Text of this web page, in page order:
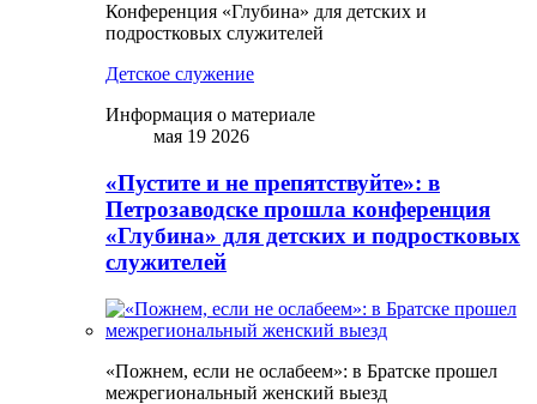
Конференция «Глубина» для детских и
подростковых служителей
Детское служение
Информация о материале
мая 19 2026
«Пустите и не препятствуйте»: в
Петрозаводске прошла конференция
«Глубина» для детских и подростковых
служителей
«Пожнем, если не ослабеем»: в Братске прошел
межрегиональный женский выезд